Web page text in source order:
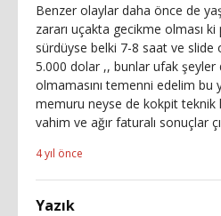
Benzer olaylar daha önce de
zararı uçakta gecikme olması
sürdüyse belki 7-8 saat ve slide
5.000 dolar ,, bunlar ufak şeyler
olmamasını temenni edelim bu
memuru neyse de kokpit teknik
vahim ve ağır faturalı sonuçlar
4 yıl önce
Yazık